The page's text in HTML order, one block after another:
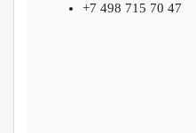
+7 498 715 70 47